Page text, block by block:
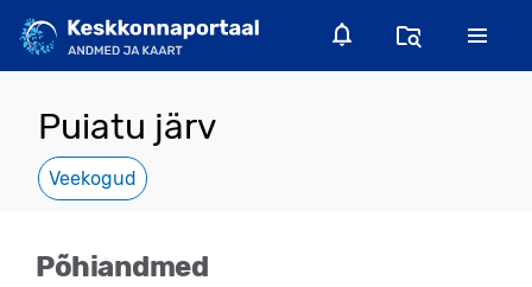
Puiatu järv
Veekogud
Põhiandmed